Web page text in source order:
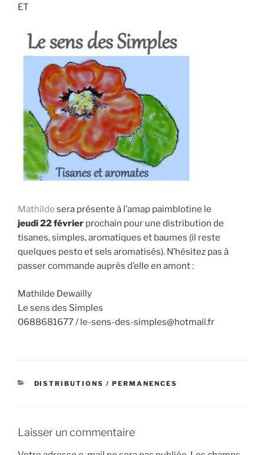
ET
Mathilde sera présente à l’amap paimblotine le
jeudi 22 février prochain pour une distribution de
tisanes, simples, aromatiques et baumes (il reste
quelques pesto et sels aromatisés). N’hésitez pas à
passer commande auprès d’elle en amont :
Mathilde Dewailly
Le sens des Simples
0688681677 / le-sens-des-simples@hotmail.fr
CATÉGORIES
DISTRIBUTIONS / PERMANENCES
Laisser un commentaire